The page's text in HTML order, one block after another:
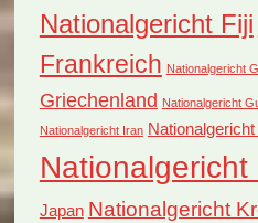
Nationalgericht Fiji
Frankreich Nationalgericht
Griechenland Nationalgericht
Nationalgericht Iran
Nationalgericht
Japan Nationalgericht